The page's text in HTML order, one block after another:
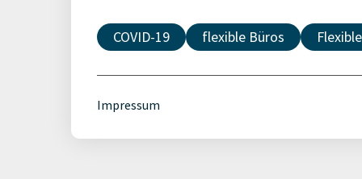
COVID-19 flexible Büros
Impressum